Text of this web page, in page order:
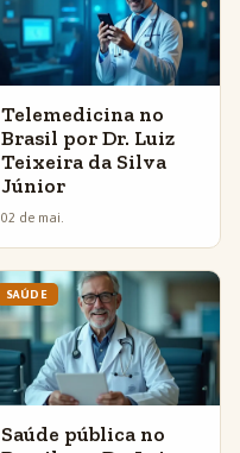
Telemedicina no
Brasil por Dr. Luiz
Teixeira da Silva
Júnior
02 de mai.
SAÚDE
Saúde pública no